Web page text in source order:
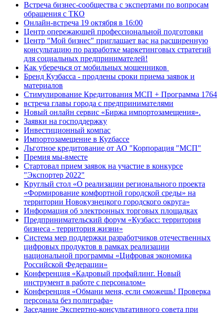
Встреча бизнес-сообщества с экспертами по вопросам
обращения с ТКО
Онлайн-встреча 19 октября в 16:00
Центр опережающей профессиональной подготовки
Центр "Мой бизнес" приглашает вас на расширенную
консультацию по разработке маркетинговых стратегий
для социальных предпринимателей!
Как уберечься от мобильных мошенников
Бренд Кузбасса - продлены сроки приема заявок и
материалов
Стимулирование Кредитования МСП + Программа 1764
встреча главы города с предпринимателями
Новый онлайн сервис «Биржа импортозамещения».
Заявки на господдержку
Инвестиционный компас
Импортозамещение в Куzбассе
Льготное кредитование от АО "Корпорация "МСП"
Премия мы-вместе
Стартовал прием заявок на участие в конкурсе
"Экспортер 2022"
Круглый стол «О реализации регионального проекта
«Формирование комфортной городской среды» на
территории Новокузнецкого городского округа»
Информация об электронных торговых площадках
Предпринимательский форум «Кузбасс: территория
бизнеса - территория жизни»
Система мер поддержки разработчиков отечественных
цифровых продуктов в рамках реализации
национальной программы «Цифровая экономика
Российской Федерации»
Конференция «Кадровый профайлинг. Новый
инструмент в работе с персоналом»
Конференция «Обмани меня, если сможешь! Проверка
персонала без полиграфа»
Заседание Экспертно-консультативного совета при